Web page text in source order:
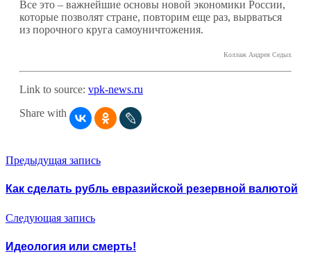
Все это – важнейшие основы новой экономики России,
которые позволят стране, повторим еще раз, вырваться
из порочного круга самоуничтожения.
Коллаж Андрея Седых
Link to source: vpk-news.ru
Share with
Предыдущая запись
Как сделать рубль евразийской резервной валютой
Следующая запись
Идеология или смерть!